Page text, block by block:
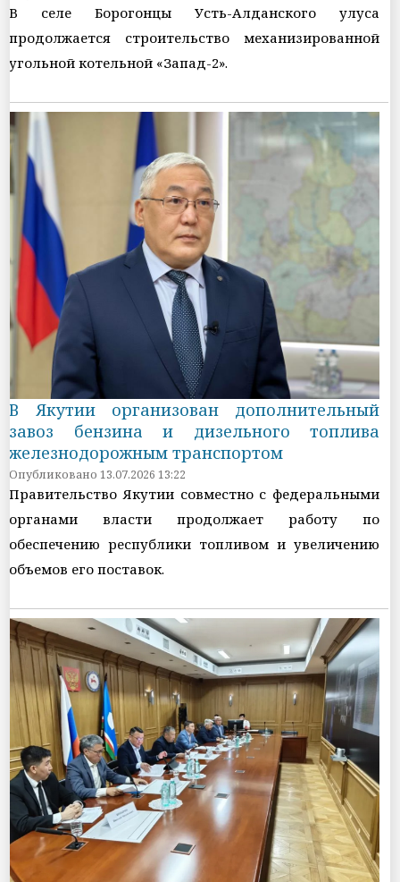
В селе Борогонцы Усть-Алданского улуса
продолжается строительство механизированной
угольной котельной «Запад-2».
В Якутии организован дополнительный
завоз бензина и дизельного топлива
железнодорожным транспортом
Опубликовано 13.07.2026 13:22
Правительство Якутии совместно с федеральными
органами власти продолжает работу по
обеспечению республики топливом и увеличению
объемов его поставок.